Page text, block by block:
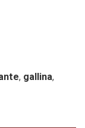
, gallina,